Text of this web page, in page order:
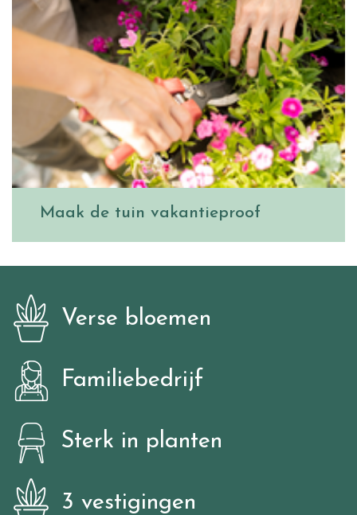
Maak de tuin vakantieproof
Verse bloemen
Familiebedrijf
Sterk in planten
3 vestigingen